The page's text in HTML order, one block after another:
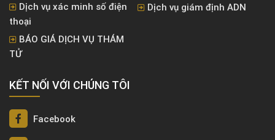
Dịch vụ xác minh số điện
thoại
Dịch vụ giám định ADN
BÁO GIÁ DỊCH VỤ THÁM
TỬ
KẾT NỐI VỚI CHÚNG TÔI
Facebook